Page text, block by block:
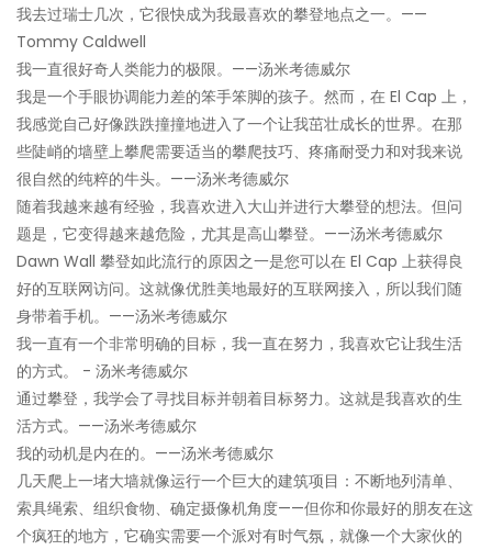
我去过瑞士几次，它很快成为我最喜欢的攀登地点之一。——
Tommy Caldwell
我一直很好奇人类能力的极限。——汤米考德威尔
我是一个手眼协调能力差的笨手笨脚的孩子。然而，在 El Cap 上，
我感觉自己好像跌跌撞撞地进入了一个让我茁壮成长的世界。在那
些陡峭的墙壁上攀爬需要适当的攀爬技巧、疼痛耐受力和对我来说
很自然的纯粹的牛头。——汤米考德威尔
随着我越来越有经验，我喜欢进入大山并进行大攀登的想法。但问
题是，它变得越来越危险，尤其是高山攀登。——汤米考德威尔
Dawn Wall 攀登如此流行的原因之一是您可以在 El Cap 上获得良
好的互联网访问。这就像优胜美地最好的互联网接入，所以我们随
身带着手机。——汤米考德威尔
我一直有一个非常明确的目标，我一直在努力，我喜欢它让我生活
的方式。 - 汤米考德威尔
通过攀登，我学会了寻找目标并朝着目标努力。这就是我喜欢的生
活方式。——汤米考德威尔
我的动机是内在的。——汤米考德威尔
几天爬上一堵大墙就像运行一个巨大的建筑项目：不断地列清单、
索具绳索、组织食物、确定摄像机角度——但你和你最好的朋友在这
个疯狂的地方，它确实需要一个派对有时气氛，就像一个大家伙的